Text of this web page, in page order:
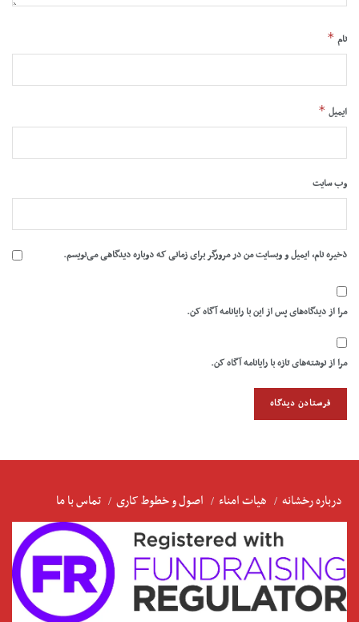
نام *
ایمیل *
وب‌ سایت
ذخیره نام، ایمیل و وبسایت من در مرورگر برای زمانی که دوباره دیدگاهی می‌نویسم.
مرا از دیدگاه‌های پس از این با رایانامه آگاه کن.
مرا از نوشته‌های تازه با رایانامه آگاه کن.
درباره رخشانه هیات امناء اصول و خطوط کاری تماس با ما